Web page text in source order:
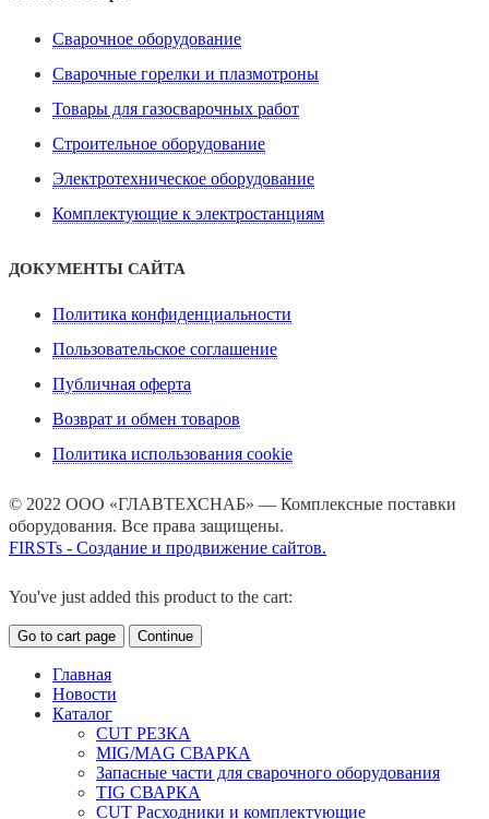
Сварочное оборудование
Сварочные горелки и плазмотроны
Товары для газосварочных работ
Строительное оборудование
Электротехническое оборудование
Комплектующие к электростанциям
ДОКУМЕНТЫ САЙТА
Политика конфиденциальности
Пользовательское соглашение
Публичная оферта
Возврат и обмен товаров
Политика использования cookie
© 2022 ООО «ГЛАВТЕХСНАБ» — Комплексные поставки
оборудования. Все права защищены.
FIRSTs - Создание и продвижение сайтов.
You've just added this product to the cart:
Go to cart page Continue
Главная
Новости
Каталог
CUT РЕЗКА
MIG/MAG СВАРКА
Запасные части для сварочного оборудования
TIG СВАРКА
CUT Расходники и комплектующие